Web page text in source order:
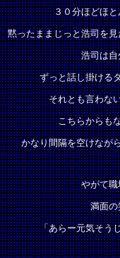
３０分ほどほ
黙ったままじっと浩司を
浩司は
ずっと話し掛ける
それとも言わな
こちらからも
かなり間隔を空けなが
やがて
満面の
「あらー元気そう